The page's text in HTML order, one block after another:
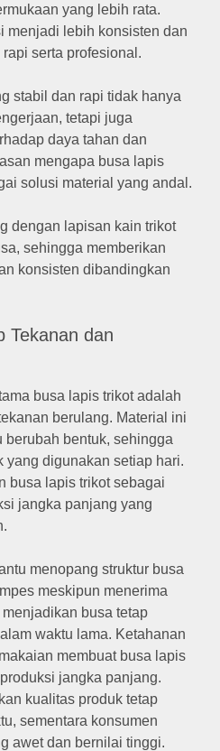
yang lebih rata.
menjadi lebih konsisten dan
serta profesional.
stabil dan rapi tidak hanya
tetapi juga
daya tahan dan
mengapa busa lapis
solusi material yang andal.
dengan lapisan kain trikot
sehingga memberikan
konsisten dibandingkan
Tekanan dan
busa lapis trikot adalah
berulang. Material ini
berubah bentuk, sehingga
yang digunakan setiap hari.
busa lapis trikot sebagai
jangka panjang yang
menopang struktur busa
meskipun menerima
busa tetap
waktu lama. Ketahanan
membuat busa lapis
jangka panjang.
kualitas produk tetap
sementara konsumen
awet dan bernilai tinggi.